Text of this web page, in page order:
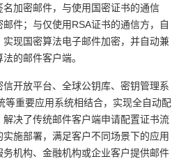
加密邮件，与使用国密证书的通信
件；与仅使用RSA证书的通信方，自
现国密算法电子邮件加密，并自动兼
的邮件客户端。
开放平台、全球公钥库、密钥管理系
等重要应用系统相结合，实现全自动配
决了传统邮件客户端申请配置证书流
施部署，满足客户不同场景下的应用
机构、金融机构或企业客户提供邮件